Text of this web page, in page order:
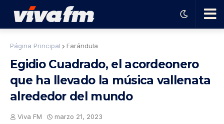
Ha
Página Principal Farándula
Egidio Cuadrado, el acordeonero
que ha llevado la música vallenata
alrededor del mundo
Viva FM marzo 21, 2023